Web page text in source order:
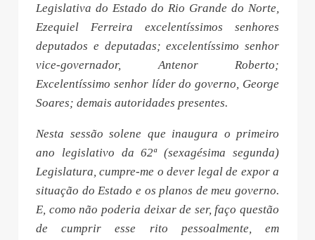
Legislativa do Estado do Rio Grande do Norte,
Ezequiel Ferreira excelentíssimos senhores
deputados e deputadas; excelentíssimo senhor
vice-governador, Antenor Roberto;
Excelentíssimo senhor líder do governo, George
Soares; demais autoridades presentes.
Nesta sessão solene que inaugura o primeiro
ano legislativo da 62ª (sexagésima segunda)
Legislatura, cumpre-me o dever legal de expor a
situação do Estado e os planos de meu governo.
E, como não poderia deixar de ser, faço questão
de cumprir esse rito pessoalmente, em